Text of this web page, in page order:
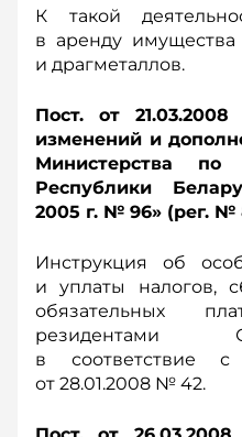
К такой
в аренду имущества
и драгметаллов.
Пост. от
изменений и
Министерства
Республики
2005 г. № 96» (рег. №
Инструкция об
и уплаты налогов,
обязательных
резидентами
в соответствие с
от 28.01.2008 № 42.